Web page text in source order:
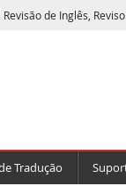
de Inglês,
Tradução